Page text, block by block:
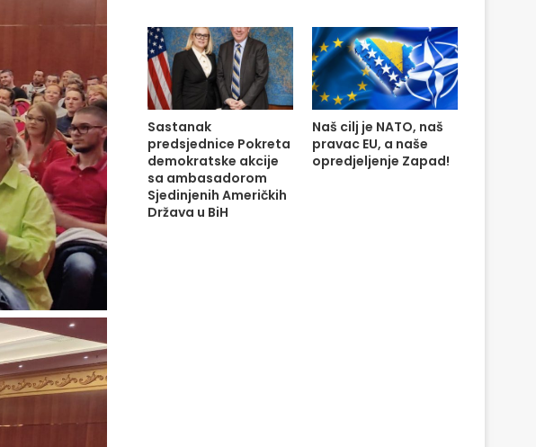
Sastanak
predsjednice Pokreta
demokratske akcije
sa ambasadorom
Sjedinjenih Američkih
Država u BiH
Naš cilj je NATO, naš
pravac EU, a naše
opredjeljenje Zapad!